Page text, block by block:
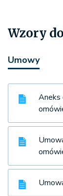
Wzory
Umowy
Aneks